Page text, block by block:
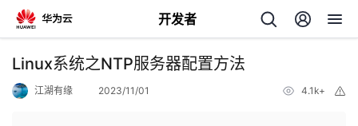
开发者
返
Linux系统之NTP服务器配置方法
江湖有缘 2023/11/01 4.1k+